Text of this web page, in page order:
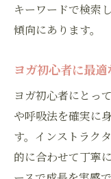
ヨガで自
づくり
す方法
初心者で
説
代官山・
ガ習慣
キーワードで検索
傾向にあります。
ヨガ初心者に最
ヨガ初心者にとっ
や呼吸法を確実に
す。インストラク
的に合わせて丁寧